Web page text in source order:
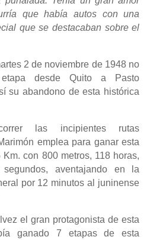
que había autos con una
que se destacaban sobre el
2 de noviembre de 1948 no
desde Quito a Pasto
su abandono de esta histórica
las incipientes rutas
emplea para ganar esta
con 800 metros, 118 horas,
aventajando en la
por 12 minutos al juninense
el gran protagonista de esta
ganado 7 etapas de esta